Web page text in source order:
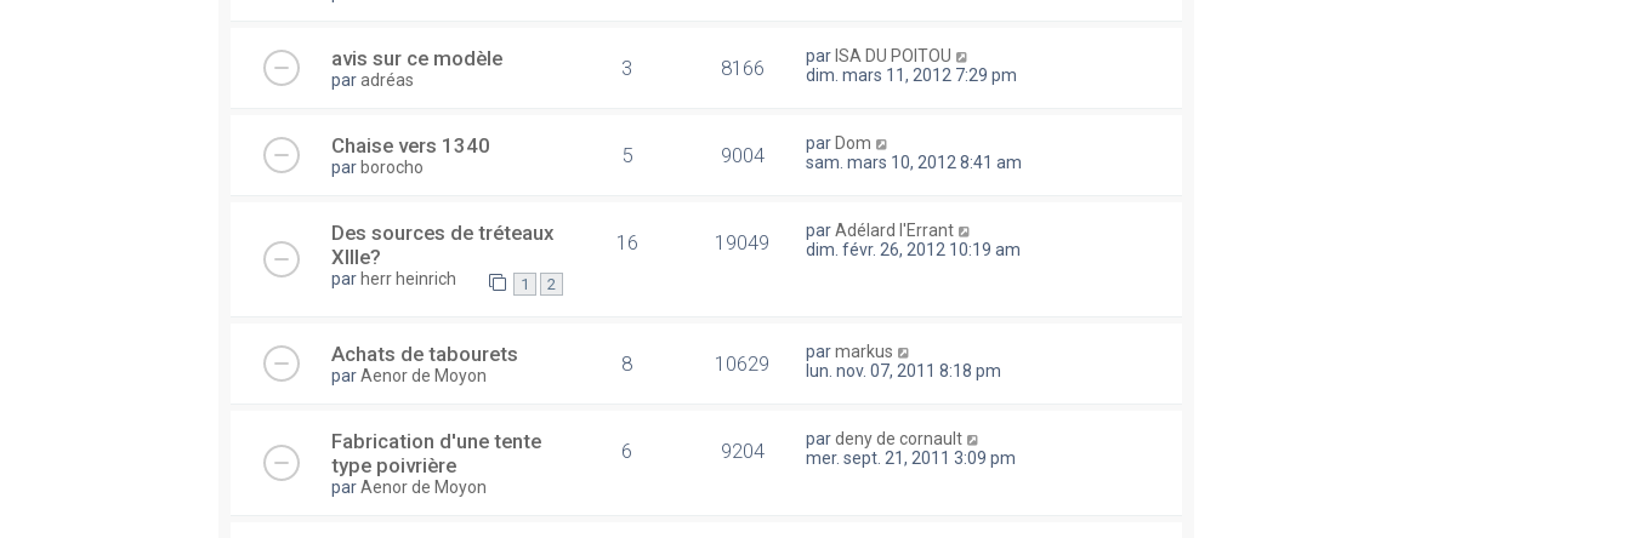
avis sur ce modèle
paradréas 3 8166 par ISA DU POITOU
dim. mars 11, 2012 7:29 pm
Chaise vers 1340
par borocho 5 9004 par Dom
sam. mars 10, 2012 8:41 am
Des sources de tréteaux
XIIIe?
par herr heinrich 1 2
16 19049 parAdélard l'Errant
dim. févr. 26, 2012 10:19 am
Achats de tabourets
parAenor de Moyon 8 10629 parmarkus
lun. nov. 07, 2011 8:18 pm
Fabrication d'une tente
type poivrière
parAenor de Moyon
6 9204 pardeny de cornault
mer. sept. 21, 2011 3:09 pm